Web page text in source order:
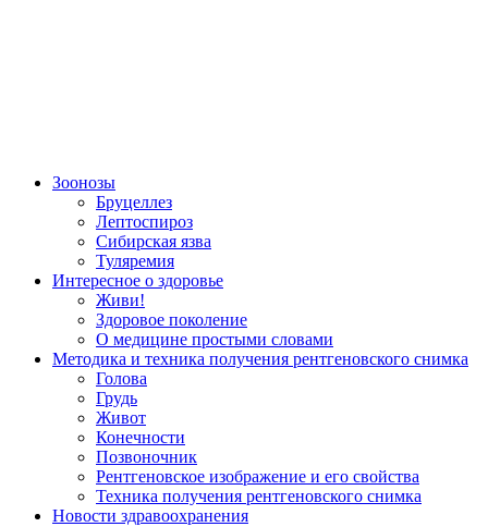
Зоонозы
Бруцеллез
Лептоспироз
Сибирская язва
Туляремия
Интересное о здоровье
Живи!
Здоровое поколение
О медицине простыми словами
Методика и техника получения рентгеновского снимка
Голова
Грудь
Живот
Конечности
Позвоночник
Рентгеновское изображение и его свойства
Техника получения рентгеновского снимка
Новости здравоохранения